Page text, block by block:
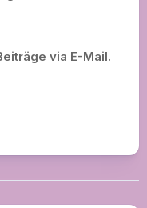
via E-Mail.